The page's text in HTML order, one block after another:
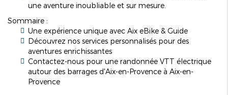
une aventure inoubliable et sur mesure.
Sommaire :
Une expérience unique avec Aix eBike & Guide
Découvrez nos services personnalisés pour des
aventures enrichissantes
Contactez-nous pour une randonnée VTT électrique
autour des barrages d'Aix-en-Provence à Aix-en-
Provence